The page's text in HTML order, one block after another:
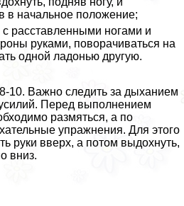
в начальное положение;
с расставленными ногами и
руками, поворачиваться на
одной ладонью другую.
10. Важно следить за дыханием
Перед выполнением
размяться, а по
упражнения. Для этого
руки вверх, а потом выдохнуть,
вниз.